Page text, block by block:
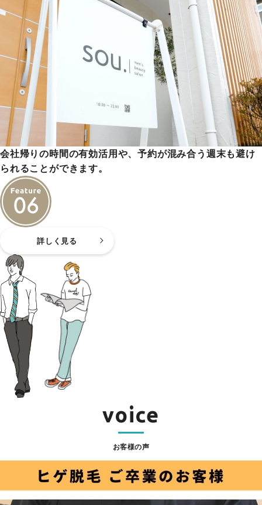
会社帰りの時間の有効活用や、予約が混み合う週末も避け
られることができます。
詳しく見る
voice
お客様の声